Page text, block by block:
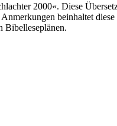
2000«. Diese
beinhaltet
Bibelleseplänen.